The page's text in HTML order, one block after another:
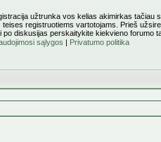
užtrunka vos kelias akimirkas tačiau
registruotiems vartotojams. Prieš
diskusijas perskaitykite kiekvieno forumo
sąlygos | Privatumo politika